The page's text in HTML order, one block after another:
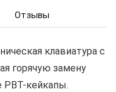
Отзывы
клавиатура с
горячую замену
кейкапы.